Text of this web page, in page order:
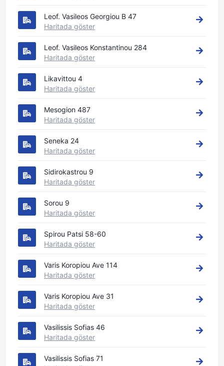
Leof. Vasileos Georgiou B 47
Haritada göster
Leof. Vasileos Konstantinou 284
Haritada göster
Likavittou 4
Haritada göster
Mesogion 487
Haritada göster
Seneka 24
Haritada göster
Sidirokastrou 9
Haritada göster
Sorou 9
Haritada göster
Spirou Patsi 58-60
Haritada göster
Varis Koropiou Ave 114
Haritada göster
Varis Koropiou Ave 31
Haritada göster
Vasilissis Sofias 46
Haritada göster
Vasilissis Sofias 71